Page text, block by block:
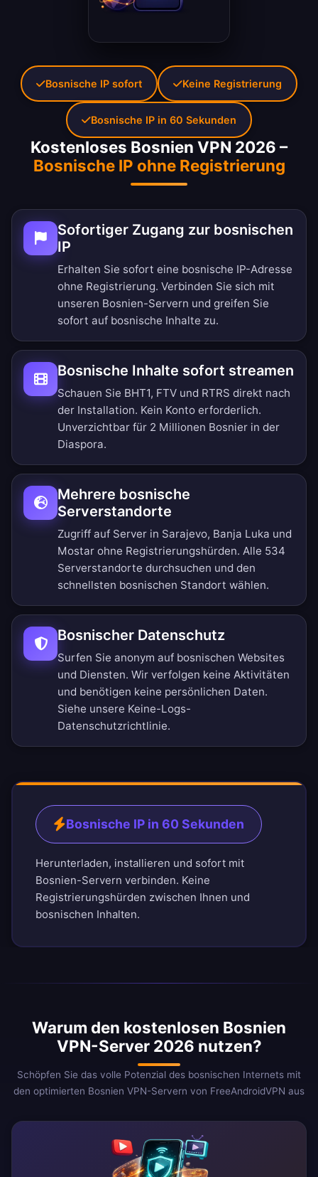
Kostenloses Bosnien VPN 2026 –
Bosnische IP ohne Registrierung
Sofortiger Zugang zur bosnischen
IP
Erhalten Sie sofort eine bosnische IP-Adresse
ohne Registrierung. Verbinden Sie sich mit
unseren Bosnien-Servern und greifen Sie
sofort auf bosnische Inhalte zu.
Bosnische Inhalte sofort streamen
Schauen Sie BHT1, FTV und RTRS direkt nach
der Installation. Kein Konto erforderlich.
Unverzichtbar für 2 Millionen Bosnier in der
Diaspora.
Mehrere bosnische
Serverstandorte
Zugriff auf Server in Sarajevo, Banja Luka und
Mostar ohne Registrierungshürden. Alle 534
Serverstandorte durchsuchen und den
schnellsten bosnischen Standort wählen.
Bosnischer Datenschutz
Surfen Sie anonym auf bosnischen Websites
und Diensten. Wir verfolgen keine Aktivitäten
und benötigen keine persönlichen Daten.
Siehe unsere Keine-Logs-
Datenschutzrichtlinie.
Bosnische IP in 60 Sekunden
Herunterladen, installieren und sofort mit
Bosnien-Servern verbinden. Keine
Registrierungshürden zwischen Ihnen und
bosnischen Inhalten.
Bosnische IP sofort Keine Registrierung
Bosnische IP in 60 Sekunden
Warum den kostenlosen Bosnien
VPN-Server 2026 nutzen?
Schöpfen Sie das volle Potenzial des bosnischen Internets mit
den optimierten Bosnien VPN-Servern von FreeAndroidVPN aus